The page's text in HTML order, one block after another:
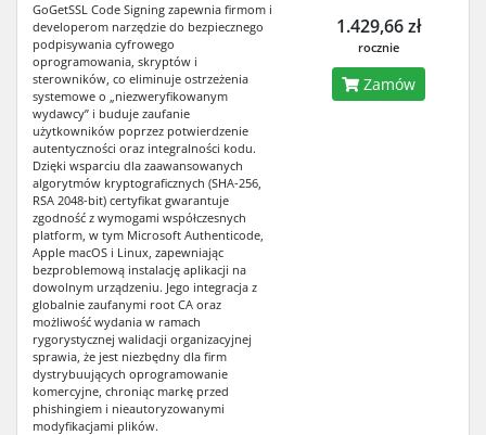
GoGetSSL Code Signing zapewnia firmom i
developerom narzędzie do bezpiecznego
podpisywania cyfrowego
oprogramowania, skryptów i
sterowników, co eliminuje ostrzeżenia
systemowe o „niezweryfikowanym
wydawcy” i buduje zaufanie
użytkowników poprzez potwierdzenie
autentyczności oraz integralności kodu.
Dzięki wsparciu dla zaawansowanych
algorytmów kryptograficznych (SHA-256,
RSA 2048-bit) certyfikat gwarantuje
zgodność z wymogami współczesnych
platform, w tym Microsoft Authenticode,
Apple macOS i Linux, zapewniając
bezproblemową instalację aplikacji na
dowolnym urządzeniu. Jego integracja z
globalnie zaufanymi root CA oraz
możliwość wydania w ramach
rygorystycznej walidacji organizacyjnej
sprawia, że jest niezbędny dla firm
dystrybuujących oprogramowanie
komercyjne, chroniąc markę przed
phishingiem i nieautoryzowanymi
modyfikacjami plików.
1.429,66 zł
rocznie
Zamów